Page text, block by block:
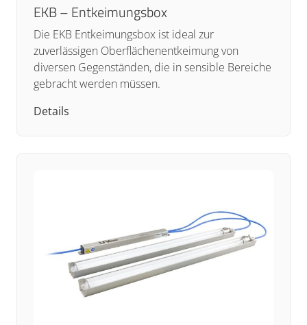
EKB – Entkeimungsbox
Die EKB Entkeimungsbox ist ideal zur
zuverlässigen Oberflächenentkeimung von
diversen Gegenständen, die in sensible Bereiche
gebracht werden müssen.
Details